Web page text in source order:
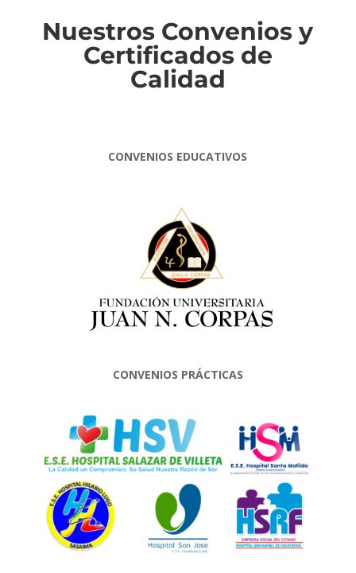
Nuestros Convenios y
Certificados de
Calidad
CONVENIOS EDUCATIVOS
CONVENIOS PRÁCTICAS